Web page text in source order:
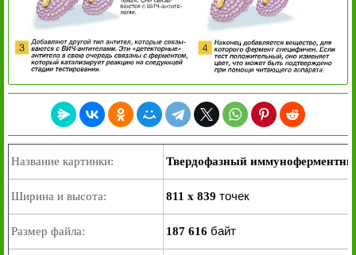
Название картинки: Твердофазный
Ширина и высота: 811 x 839 точек
Размер файла: 187 616 байт